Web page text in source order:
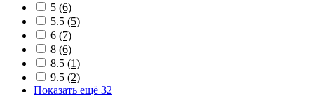
5 (6)
5.5 (5)
6 (7)
8 (6)
8.5 (1)
9.5 (2)
Показать ещё 32